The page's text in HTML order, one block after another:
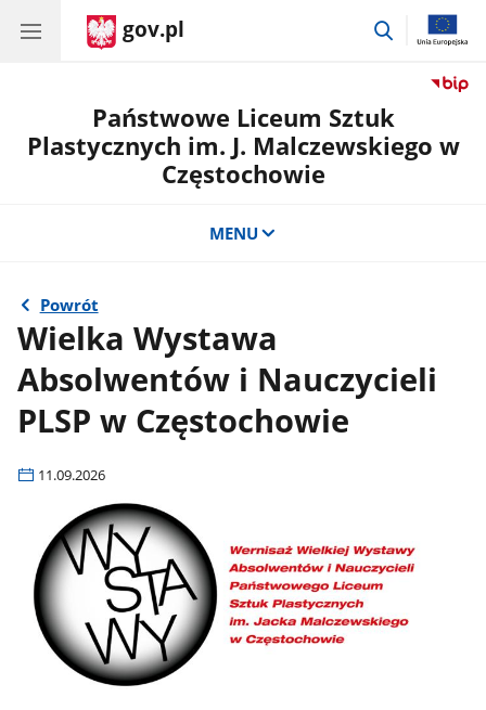
gov.pl
przejdź
Państwowe Liceum Sztuk
Plastycznych im. J. Malczewskiego w
Częstochowie
MENU
Powrót
Wielka Wystawa
Absolwentów i Nauczycieli
PLSP w Częstochowie
11.09.2026